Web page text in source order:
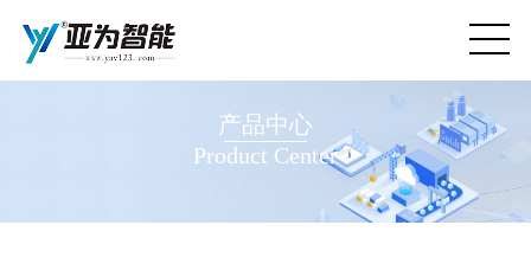
产品中心
Product Center